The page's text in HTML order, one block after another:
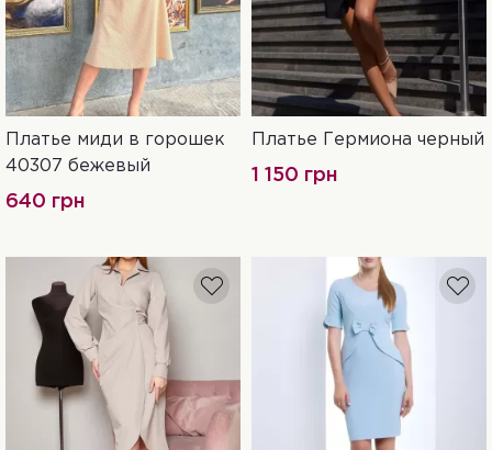
42 46
Платье миди в горошек
40307 бежевый
640 грн
S L
Платье Гермиона черный
1 150 грн